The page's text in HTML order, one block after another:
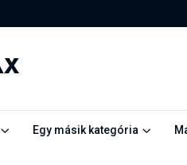
Egy másik kategória